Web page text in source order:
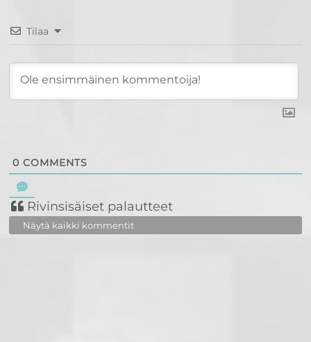
Tilaa
0 COMMENTS
Rivinsisäiset palautteet
Näytä kaikki kommentit